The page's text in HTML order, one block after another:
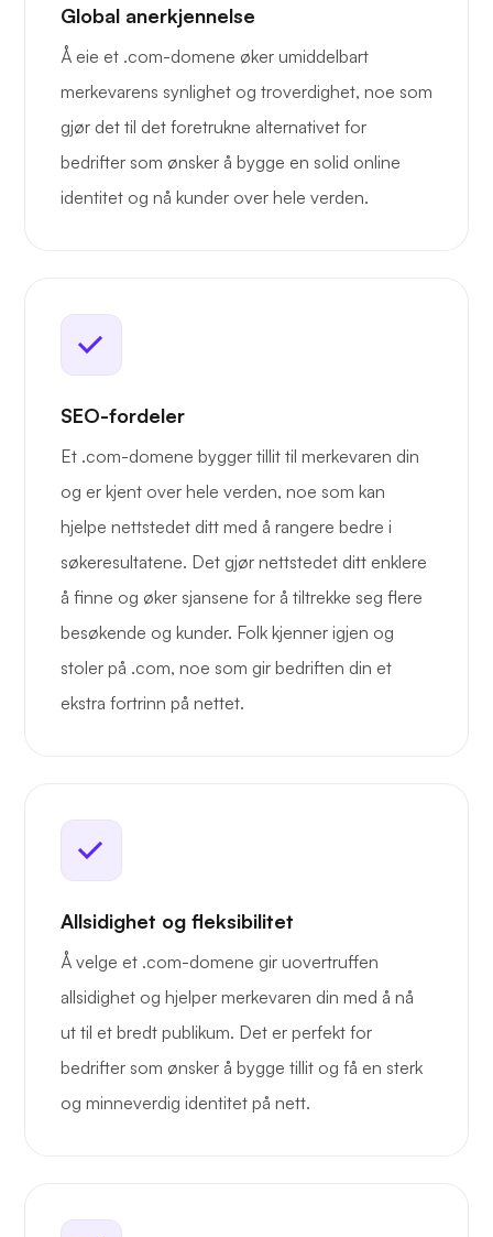
Global anerkjennelse
Å eie et .com-domene øker umiddelbart
merkevarens synlighet og troverdighet, noe som
gjør det til det foretrukne alternativet for
bedrifter som ønsker å bygge en solid online
identitet og nå kunder over hele verden.
SEO-fordeler
Et .com-domene bygger tillit til merkevaren din
og er kjent over hele verden, noe som kan
hjelpe nettstedet ditt med å rangere bedre i
søkeresultatene. Det gjør nettstedet ditt enklere
å finne og øker sjansene for å tiltrekke seg flere
besøkende og kunder. Folk kjenner igjen og
stoler på .com, noe som gir bedriften din et
ekstra fortrinn på nettet.
Allsidighet og fleksibilitet
Å velge et .com-domene gir uovertruffen
allsidighet og hjelper merkevaren din med å nå
ut til et bredt publikum. Det er perfekt for
bedrifter som ønsker å bygge tillit og få en sterk
og minneverdig identitet på nett.